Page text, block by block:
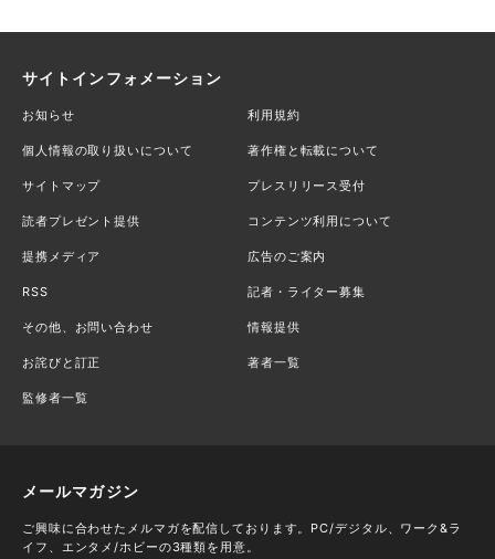
サイトインフォメーション
お知らせ 利用規約
個人情報の取り扱いについて 著作権と転載について
サイトマップ プレスリリース受付
読者プレゼント提供 コンテンツ利用について
提携メディア 広告のご案内
RSS 記者・ライター募集
その他、お問い合わせ 情報提供
お詫びと訂正 著者一覧
監修者一覧
メールマガジン
ご興味に合わせたメルマガを配信しております。PC/デジタル、ワーク&ラ
イフ、エンタメ/ホビーの3種類を用意。